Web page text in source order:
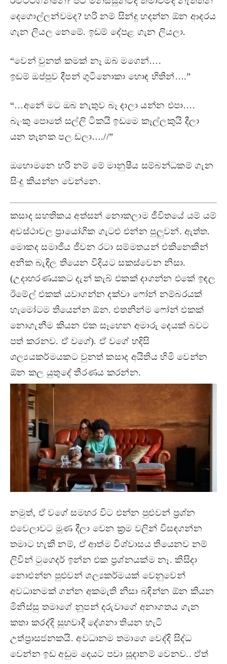
දෙගොල්ලන්වමද? හරි නම් සින්දු හදන්න ඕන ආදරය
ගැන ලියල නෙමේ. ඉඩම් දේපළ ගැන ලියලා.
“වෙන් වුනත් කමක් නෑ ඔබ මගෙන්….
ඉඩම් ඔප්පුව දීපන් ගුටිනොකා හොඳ හිතින්….”
“…අනේ මට ඔබ නැතුව බෑ දාලා යන්න එපා….
බැංකු පොතේ සල්ලි ටිකයි ඉඩමෙ කෑල්ලකුයි දීලා
යන තැනක පල ඩලා….//”
ඔහොමනෙ හරි නම් මේ මානුෂීය සම්බන්ධකම් ගැන
සිංදු කියන්න වෙන්නෙ.
කසාද සහතිකය අත්සන් නොකලාම ජීවිතයේ යම් යම්
අවස්ථාවල ප්‍රායෝගික ගැටළු එන්න පුලුවන්. ඇත්ත.
මොකද සමාජීය ජීවන රටා සම්මතයන් එකිනෙකින්
අනික බැඳිල තියෙන විදියට සකස්වෙන නිසා.
(උදාහරණයකට දැන් කැබ් එකක් දාගන්න එකේ ඉඳල
ඊමේල් එකක් යවාගන්න දක්වා ෆෝන් නම්බරයක්
හැමෝටම තියෙන්න ඕන. එතනින්ම ෆෝන් එකක්
නොගැනීම කියන එක සෑහෙන අමාරු දෙයක් බවට
පත් කරනව. ඒ වගේ). ඒ වගේ හදිසි
ශල්‍යයකර්මයකට වුනත් කසාද අයිතිය හිමි වෙන්න
ඕන කල යුතුදේ තීරණය කරන්න.
නමුත්, ඒ වගේ සමහර විට එන්න පුළුවන් ප්‍රශ්න
එවෙලාවට මූණ දීලා වෙන ක්‍රම වලින් විසඳගන්න
තමාට හැකි නම්, ඒ ආත්ම විශ්වාසය තියෙනව නම්
ලිවින් ටුගෙදර් ඉන්න එක ප්‍රශ්නයක්ම නෑ. කිසිදා
නොඑන්න පුළුවන් ශල්‍යකර්මයක් වෙනුවෙන්
අවධානමක් ගන්න අකමැති නිසා බඳින්න ඕන කියන
මිනිස්සු තමාගේ නූපන් දරුවාගේ අනාගතය ගැන
කතා කරද්දි සුභවාදී දේශනා තියන හැටි
උත්ප්‍රාසජනකයි. අවධානම තමාගෙ වෙද්දි සිද්ධ
වෙන්න ඉඩ අඩුම දෙයට පවා සූදානම් වෙනව.. ඒත්